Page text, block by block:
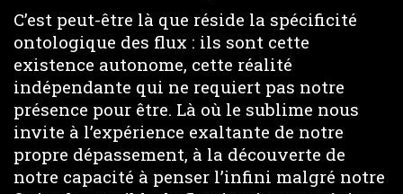
C’est peut-être là que réside la spécificité
ontologique des flux : ils sont cette
existence autonome, cette réalité
indépendante qui ne requiert pas notre
présence pour être. Là où le sublime nous
invite à l’expérience exaltante de notre
propre dépassement, à la découverte de
notre capacité à penser l’infini malgré notre